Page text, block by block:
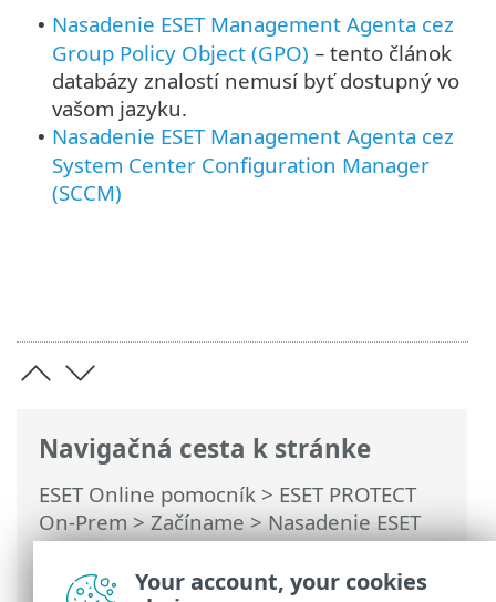
Navigačná cesta k stránke
ESET Online pomocník > ESET PROTECT
On-Prem>Začíname>Nasadenie ESET
Management Agenta>Vzdialené
nasadenie agenta> Nasadenie agenta
• Nasadenie ESET Management Agenta cez
Group Policy Object (GPO) – tento článok
databázy znalostí nemusí byť dostupný vo
vašom jazyku.
• Nasadenie ESET Management Agenta cez
System Center Configuration Manager
(SCCM)
Your account, your cookies